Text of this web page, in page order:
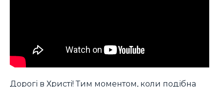
Дорогі в Христі! Тим моментом, коли подібна